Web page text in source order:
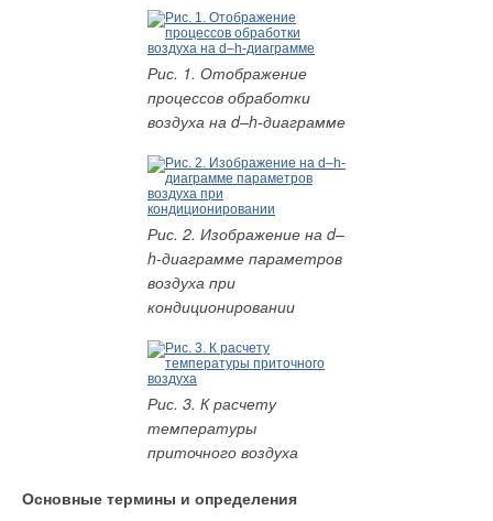
Рис. 1. Отображение
процессов обработки
воздуха на d–h-диаграмме
Рис. 2. Изображение на d–
h-диаграмме параметров
воздуха при
кондиционировании
Рис. 3. К расчету
температуры
приточного воздуха
Основные термины и определения
этого десятилетия, значительно раньше, чем по стране в
целом. Одной из первых инициатив администрации стал
план действий «Семь шагов к теплу и свету», предложенный
губернатором Э. Росселем на заседании Государственного
Совета РФ 29 мая 2001 г. Благодаря четко обозначенным в
плане направлениям за истекший период в регионе были
успешно реализованы многие новые проекты.
Прежде всего реформа затронула энергосистему региона,
что позволило значительно повысить ее эффективность.
Например, в конце 2001 г. была введена в строй
газотурбинная расширительная станция мощностью 11,5
МВт, не имеющая аналогов в мире. Станция преобразует в
в магистральном трубопроводе, поставляющем топливо для
Среднеуральской ГРЭС.
То, что раньше рассматривалось как неизбежные потери,
теперь стало работать и приносить пользу. Годовой
давления на Среднеуральской ГРЭС составляет 28 тыс.